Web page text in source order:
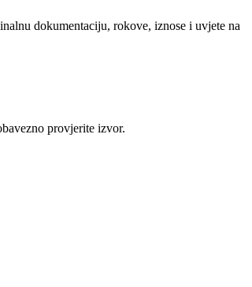
dokumentaciju, rokove, iznose i uvjete na
provjerite izvor.